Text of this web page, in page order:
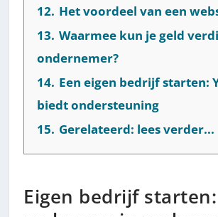
12. Het voordeel van een
13. Waarmee kun je geld
ondernemer?
14. Een eigen bedrijf starten:
biedt ondersteuning
15. Gerelateerd: lees verder...
Eigen bedrijf